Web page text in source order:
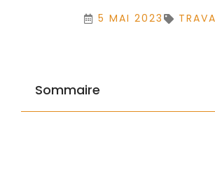
5 MAI 2023
Sommaire